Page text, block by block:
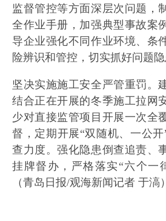
监督管控等方面深层次问题，
全作业手册，加强典型事故案
导企业强化不同作业环境、条
险辨识和管控，切实抓好问题隐
坚决实施施工安全严管重罚。
结合正在开展的冬季施工拉网
少对直接监管项目开展一次全
督，定期开展“双随机、一公
查力度。强化隐患倒查追责、
挂牌督办，严格落实“六个一
（青岛日报/观海新闻记者 于滈）